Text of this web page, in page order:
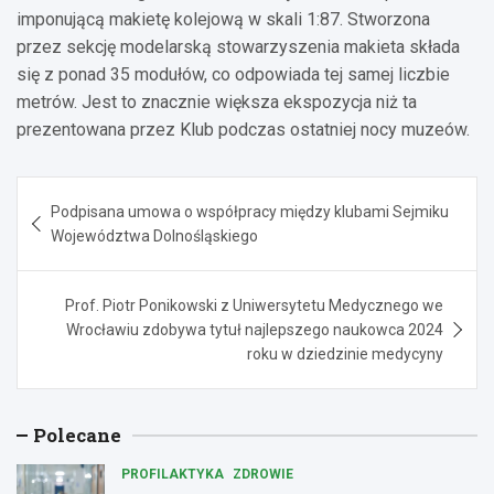
imponującą makietę kolejową w skali 1:87. Stworzona
przez sekcję modelarską stowarzyszenia makieta składa
się z ponad 35 modułów, co odpowiada tej samej liczbie
metrów. Jest to znacznie większa ekspozycja niż ta
prezentowana przez Klub podczas ostatniej nocy muzeów.
wpisu
Podpisana umowa o współpracy między klubami Sejmiku
Województwa Dolnośląskiego
Prof. Piotr Ponikowski z Uniwersytetu Medycznego we
Wrocławiu zdobywa tytuł najlepszego naukowca 2024
roku w dziedzinie medycyny
Polecane
PROFILAKTYKA ZDROWIE